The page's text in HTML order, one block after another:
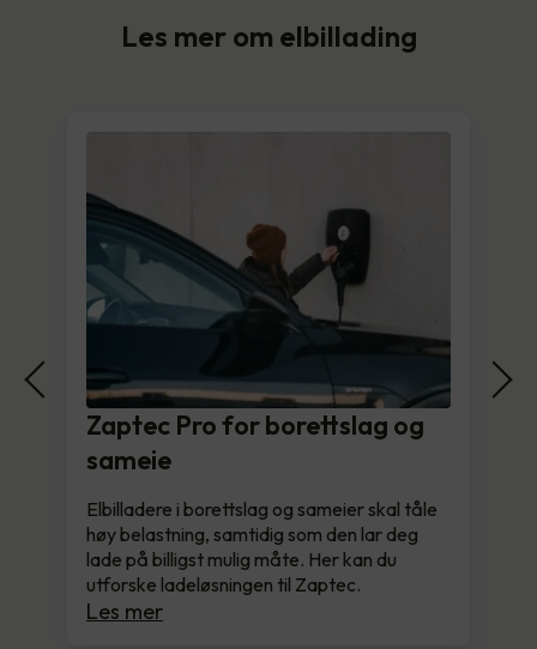
Les mer om elbillading
Zaptec Pro for borettslag og
sameie
Elbilladere i borettslag og sameier skal tåle
høy belastning, samtidig som den lar deg
lade på billigst mulig måte. Her kan du
utforske ladeløsningen til Zaptec.
Les mer